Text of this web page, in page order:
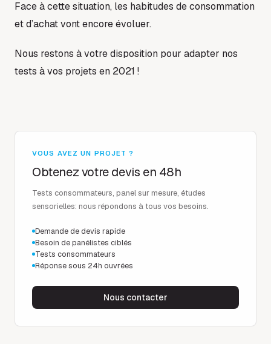
Face à cette situation, les habitudes de consommation
et d’achat vont encore évoluer.
Nous restons à votre disposition pour adapter nos
tests à vos projets en 2021 !
VOUS AVEZ UN PROJET ?
Obtenez votre devis en 48h
Tests consommateurs, panel sur mesure, études
sensorielles: nous répondons à tous vos besoins.
Demande de devis rapide
Besoin de panélistes ciblés
Tests consommateurs
Réponse sous 24h ouvrées
Nous contacter